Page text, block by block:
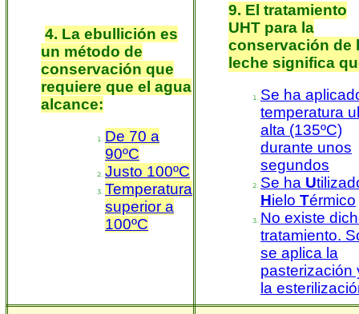
4. La ebullición es
un método de
conservación que
requiere que el agua
alcance:
De 70 a
90ºC
Justo 100ºC
Temperatura
superior a
100ºC
9. El tratamiento
UHT para la
conservación de
leche significa
Se ha
temperatura
alta (135ºC)
durante unos
segundos
Se ha U
Hielo Térmico
No existe
tratamiento.
se aplica la
pasterización
la